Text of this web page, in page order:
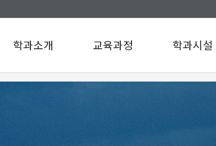
학과소개
인사말
교육과정
교육과정
학과시설
학과시설